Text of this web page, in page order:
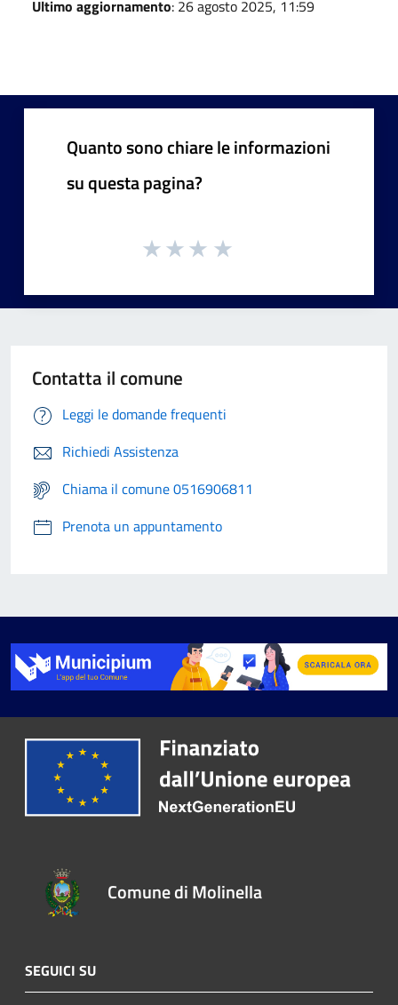
Ultimo aggiornamento: 26 agosto 2025, 11:59
Quanto sono chiare le informazioni
su questa pagina?
Contatta il comune
Leggi le domande frequenti
Richiedi Assistenza
Chiama il comune 0516906811
Prenota un appuntamento
Comune di Molinella
SEGUICI SU